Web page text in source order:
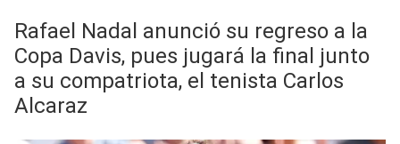
Rafael Nadal anunció su regreso a la
Copa Davis, pues jugará la final junto
a su compatriota, el tenista Carlos
Alcaraz